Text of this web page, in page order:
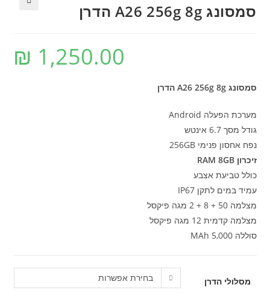
סמסונג A26 256g 8g הדרן
₪ 1,250.00
סמסונג A26 256g 8g הדרן
מערכת הפעלה Android
גודל מסך 6.7 אינטש
נפח אחסון פנימי 256GB
זיכרון RAM 8GB
כולל טביעת אצבע
עמיד במים לתקן IP67
מצלמה 50 + 8 + 2 מגה פיקסל
מצלמה קדמית 12 מגה פיקסל
סוללה 5,000 MAh
מסלולי הדרן בחירת אפשרות